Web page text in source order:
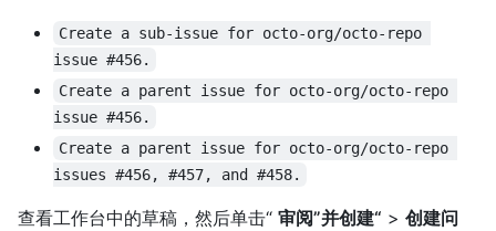
Create a sub-issue for octo-org/octo-repo
issue #456.
Create a parent issue for octo-org/octo-repo
issue #456.
Create a parent issue for octo-org/octo-repo
issues #456, #457, and #458.
查看工作台中的草稿，然后单击“ 审阅”并创建“ > 创建问